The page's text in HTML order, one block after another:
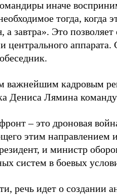
иначе
тогда, когда
а завтра». Это
центрального аппарата.
важнейшим кадровым
Дениса Лямина
– это дроновая
этим направлением
и министр
систем в боевых
речь идет о создании